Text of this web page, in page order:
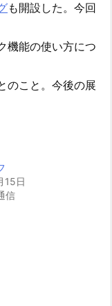
も開設した。今回
機能の使い方につ
のこと。今後の展
15日
信